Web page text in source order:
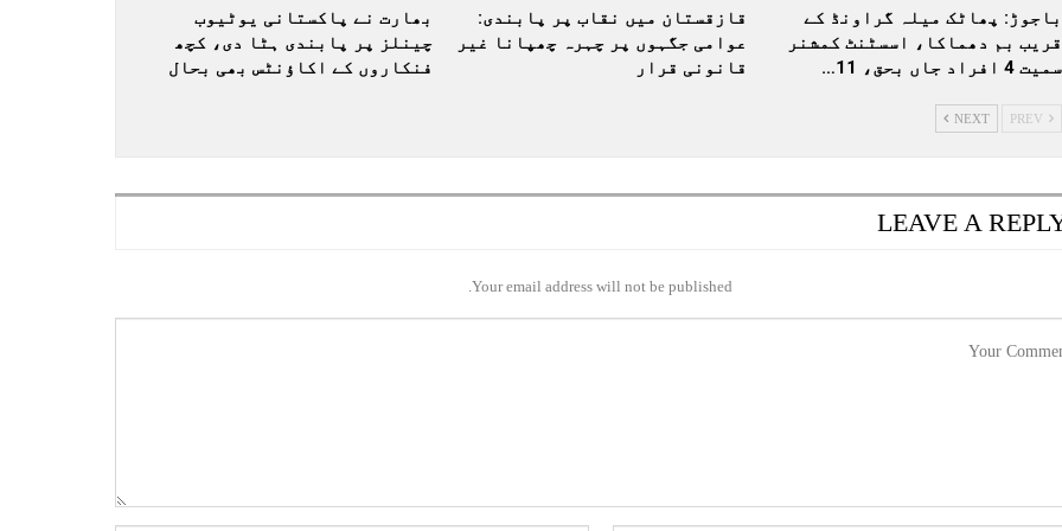
باجوڑ: پھاٹک میلہ گراونڈ کے
قریب بم دھماکا، اسسٹنٹ کمشنر
سمیت 4 افراد جاں بحق، 11…
قازقستان میں نقاب پر پابندی:
عوامی جگہوں پر چہرہ چھپانا غیر
قانونی قرار
بھارت نے پاکستانی یوٹیوب
چینلز پر پابندی ہٹا دی، کچھ
فنکاروں کے اکاؤنٹس بھی بحال
NEXT
LEAVE A
Your email address will not be published.